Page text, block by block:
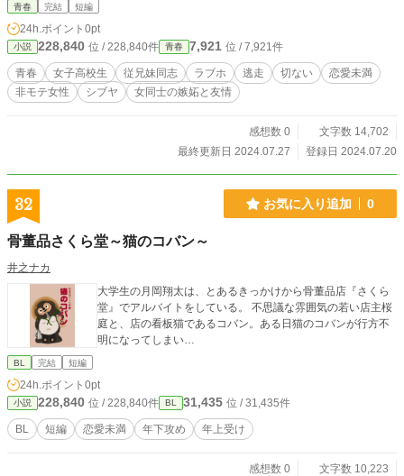
青春 完結 短編
24h.ポイント 0pt
小説 228,840 位 / 228,840件 青春 7,921 位 / 7,921件
青春 女子高校生 従兄妹同志 ラブホ 逃走 切ない
恋愛未満
非モテ女性
シブヤ 女同士の嫉妬と友情
感想数 0
文字数 14,702
最終更新日 2024.07.27
登録日 2024.07.20
32 お気に入り追加 0
骨董品さくら堂～猫のコバン～
井之ナカ
大学生の月岡翔太は、とあるきっかけから骨董品店『さくら
堂』でアルバイトをしている。 不思議な雰囲気の若い店主桜
庭と、店の看板猫であるコバン。ある日猫のコバンが行方不
明になってしまい…
BL 完結 短編
24h.ポイント 0pt
小説 228,840 位 / 228,840件 BL 31,435 位 / 31,435件
BL 短編 恋愛未満 年下攻め 年上受け
感想数 0
文字数 10,223